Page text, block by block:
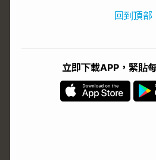
回到頂部
立即下載APP，緊貼